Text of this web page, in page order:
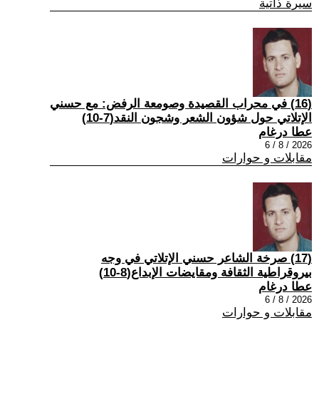
سيرة ذاتية
(16) في محراب القصيدة وصومعة الرفض: مع حسني
الإتلاتي حول شؤون الشعر وشجون النقد(7-10)
عطا درغام
2026 / 8 / 6
مقابلات و حوارات
(17) صرخة الشاعر حسني الإتلاتي في وجه
بيروقراطية الثقافة ومقايضات الإبداع(8-10)
عطا درغام
2026 / 8 / 6
مقابلات و حوارات